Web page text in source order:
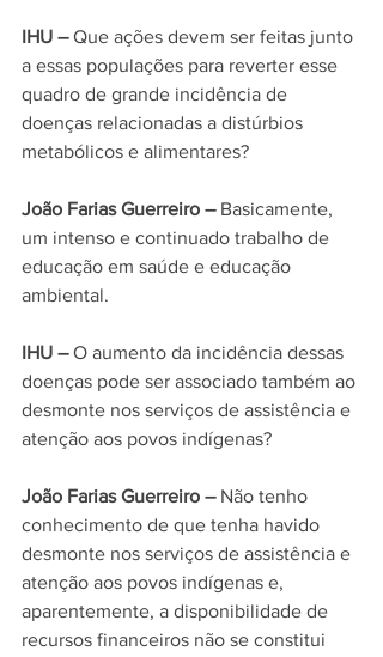
IHU – Que ações devem ser feitas junto
a essas populações para reverter esse
quadro de grande incidência de
doenças relacionadas a distúrbios
metabólicos e alimentares?
João Farias Guerreiro – Basicamente,
um intenso e continuado trabalho de
educação em saúde e educação
ambiental.
IHU – O aumento da incidência dessas
doenças pode ser associado também ao
desmonte nos serviços de assistência e
atenção aos povos indígenas?
João Farias Guerreiro – Não tenho
conhecimento de que tenha havido
desmonte nos serviços de assistência e
atenção aos povos indígenas e,
aparentemente, a disponibilidade de
recursos financeiros não se constitui